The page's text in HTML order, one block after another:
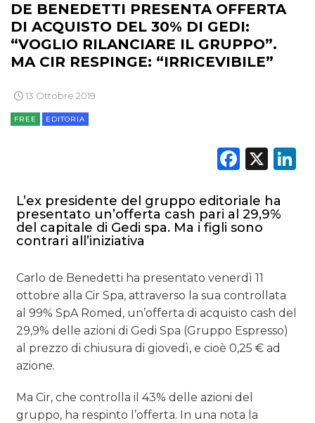
DE BENEDETTI PRESENTA OFFERTA
DI ACQUISTO DEL 30% DI GEDI:
“VOGLIO RILANCIARE IL GRUPPO”.
MA CIR RESPINGE: “IRRICEVIBILE”
13 Ottobre 2019
FREE EDITORIA
X
L’ex presidente del gruppo editoriale ha
presentato un’offerta cash pari al 29,9%
del capitale di Gedi spa. Ma i figli sono
contrari all’iniziativa
Carlo de Benedetti ha presentato venerdì 11
ottobre alla Cir Spa, attraverso la sua controllata
al 99% SpA Romed, un’offerta di acquisto cash del
29,9% delle azioni di Gedi Spa (Gruppo Espresso)
al prezzo di chiusura di giovedì, e cioè 0,25 € ad
azione.
Ma Cir, che controlla il 43% delle azioni del
gruppo, ha respinto l’offerta. In una nota la